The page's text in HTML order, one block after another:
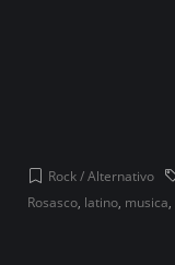
Rock / Alternativo
Rosasco, latino, musica,